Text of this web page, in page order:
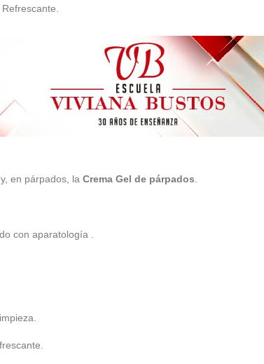
en párpados, la Crema Gel de párpados.
con aparatología .